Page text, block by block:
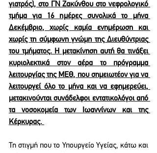
γιατρός), στο ΓΝ Ζακύνθου στο νεφρολογικό
τμήμα για 16 ημέρες συνολικά το μήνα
Δεκέμβριο, χωρίς καμία ενημέρωση και
χωρίς τη σύμφωνη γνώμη της Διευθύντριας
του τμήματος. Η μετακίνηση αυτή θα τινάξει
κυριολεκτικά στον αέρα το πρόγραμμα
λειτουργίας της ΜΕΘ, που σημειωτέον για να
λειτουργεί όλο το μήνα και να εφημερεύει,
μετακινούνται συνάδελφοι εντατικολόγοι από
τα νοσοκομεία των Ιωαννίνων και της
Κέρκυρας.
Τη στιγμή που το Υπουργείο Υγείας, κάτω και